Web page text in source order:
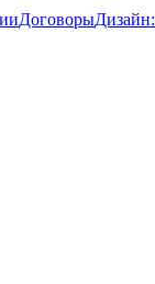
ДоговорыДизайн: